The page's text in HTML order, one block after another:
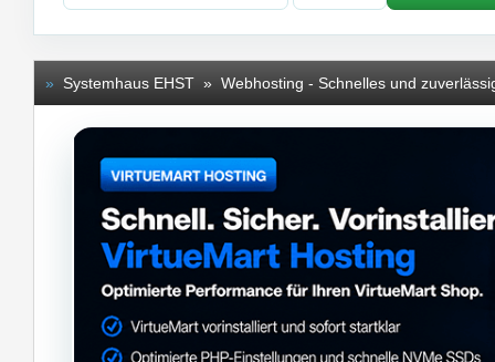
» Systemhaus EHST » Webhosting - Schnelles und